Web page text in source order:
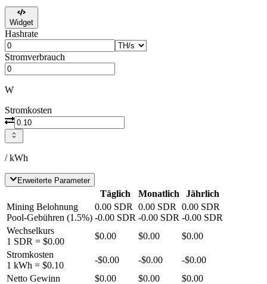
Widget
Hashrate
Stromverbrauch
W
Stromkosten
/ kWh
Erweiterte Parameter
Täglich Monatlich
Jährlich
Mining Belohnung
Pool-Gebühren (1.5%)
0.00 SDR
-0.00 SDR
0.00 SDR
-0.00 SDR
0.00 SDR
-0.00 SDR
Wechselkurs
1 SDR = $0.00
$0.00 $0.00
$0.00
Stromkosten
1 kWh = $0.10
-$0.00 -$0.00 -$0.00
Netto Gewinn
$0.00 $0.00 $0.00